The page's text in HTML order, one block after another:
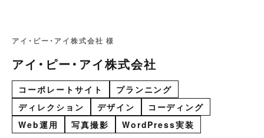
アイ・ピー・アイ株式会社 様
アイ・ピー・アイ株式会社
コーポレートサイト
プランニング
ディレクション
デザイン
コーディング
Web運用
写真撮影 WordPress実装